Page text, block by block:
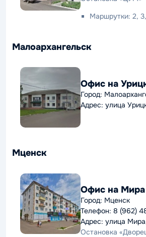
Маршрутки: 2,
Малоархангельск
Офис на
Город:
Адрес: улица
Мценск
Офис на Мира
Город: Мценск
Телефон: 8 (962)
Адрес: улица
Остановка